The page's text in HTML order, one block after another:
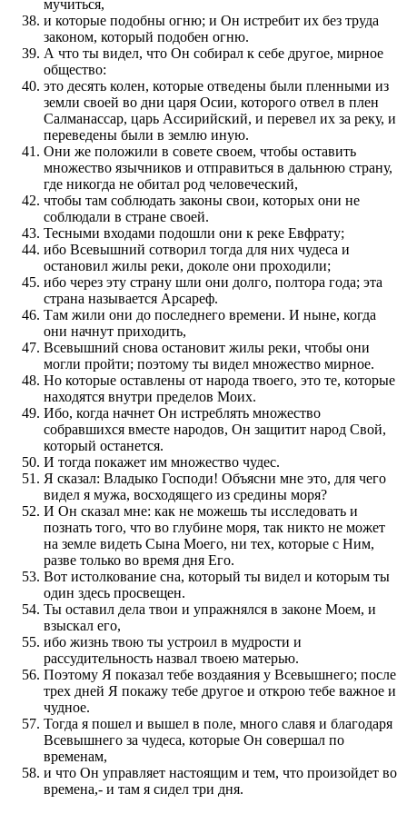
мучиться,
и которые подобны огню; и Он истребит их без труда
законом, который подобен огню.
А что ты видел, что Он собирал к себе другое, мирное
общество:
это десять колен, которые отведены были пленными из
земли своей во дни царя Осии, которого отвел в плен
Салманассар, царь Ассирийский, и перевел их за реку, и
переведены были в землю иную.
Они же положили в совете своем, чтобы оставить
множество язычников и отправиться в дальнюю страну,
где никогда не обитал род человеческий,
чтобы там соблюдать законы свои, которых они не
соблюдали в стране своей.
Тесными входами подошли они к реке Евфрату;
ибо Всевышний сотворил тогда для них чудеса и
остановил жилы реки, доколе они проходили;
ибо через эту страну шли они долго, полтора года; эта
страна называется Арсареф.
Там жили они до последнего времени. И ныне, когда
они начнут приходить,
Всевышний снова остановит жилы реки, чтобы они
могли пройти; поэтому ты видел множество мирное.
Но которые оставлены от народа твоего, это те, которые
находятся внутри пределов Моих.
Ибо, когда начнет Он истреблять множество
собравшихся вместе народов, Он защитит народ Свой,
который останется.
И тогда покажет им множество чудес.
Я сказал: Владыко Господи! Объясни мне это, для чего
видел я мужа, восходящего из средины моря?
И Он сказал мне: как не можешь ты исследовать и
познать того, что во глубине моря, так никто не может
на земле видеть Сына Моего, ни тех, которые с Ним,
разве только во время дня Его.
Вот истолкование сна, который ты видел и которым ты
один здесь просвещен.
Ты оставил дела твои и упражнялся в законе Моем, и
взыскал его,
ибо жизнь твою ты устроил в мудрости и
рассудительность назвал твоею матерью.
Поэтому Я показал тебе воздаяния у Всевышнего; после
трех дней Я покажу тебе другое и открою тебе важное и
чудное.
Тогда я пошел и вышел в поле, много славя и благодаря
Всевышнего за чудеса, которые Он совершал по
временам,
и что Он управляет настоящим и тем, что произойдет во
времена,- и там я сидел три дня.